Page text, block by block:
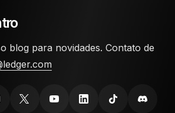
blog para novidades. Contato de